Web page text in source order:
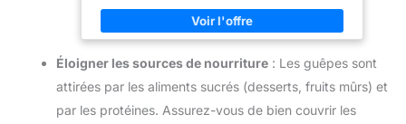
floraison aux belles couleurs en été ! ENTRETIEN : je
nécessite peu d’entretien, donnez-moi de l’eau de
temps en temps et du soleil tous les jours, et j’aurai tout
d'environ 15-20 cm. Notre emballage spécial protège le
Éloigner les sources de nourriture : Les guêpes sont
attirées par les aliments sucrés (desserts, fruits mûrs) et
par les protéines. Assurez-vous de bien couvrir les